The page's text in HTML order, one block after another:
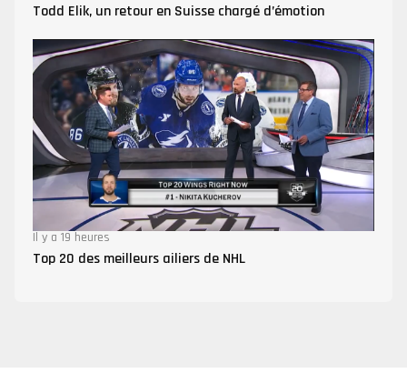
Todd Elik, un retour en Suisse chargé d’émotion
Il y a 19 heures
Top 20 des meilleurs ailiers de NHL